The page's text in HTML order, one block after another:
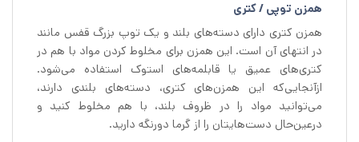
همزن توپی / کتری
همزن کتری دارای دسته‌های بلند و یک توپ بزرگ قفس مانند
در انتهای آن است. این همزن برای مخلوط کردن مواد با هم در
کتری‌های عمیق یا قابلمه‌های استوک استفاده می‌شود.
ازآنجایی‌که این همزن‌های کتری، دسته‌های بلندی دارند،
می‌توانید مواد را در ظروف بلند، با هم مخلوط کنید و
درعین‌حال دست‌هایتان را از گرما دورنگه دارید.